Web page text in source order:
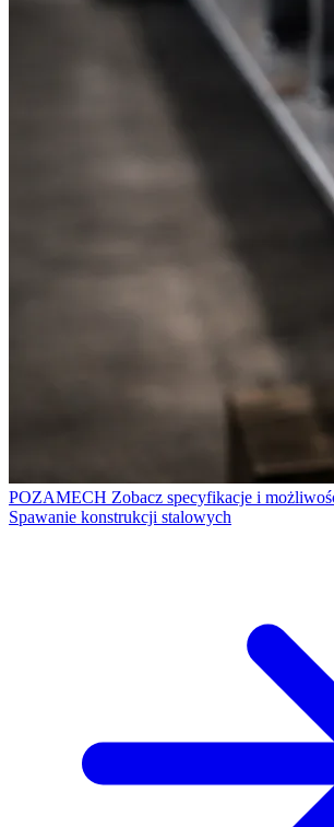
POZAMECH Zobacz specyfikacje i
Spawanie konstrukcji stalowych